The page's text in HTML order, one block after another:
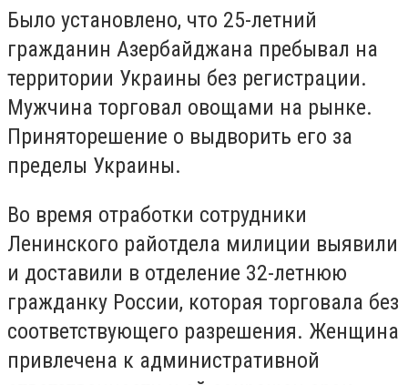
Было установлено, что 25-летний
гражданин Азербайджана пребывал на
территории Украины без регистрации.
Мужчина торговал овощами на рынке.
Приняторешение о выдворить его за
пределы Украины.
Во время отработки сотрудники
Ленинского райотдела милиции выявили
и доставили в отделение 32-летнюю
гражданку России, которая торговала без
соответствующего разрешения. Женщина
привлечена к административной